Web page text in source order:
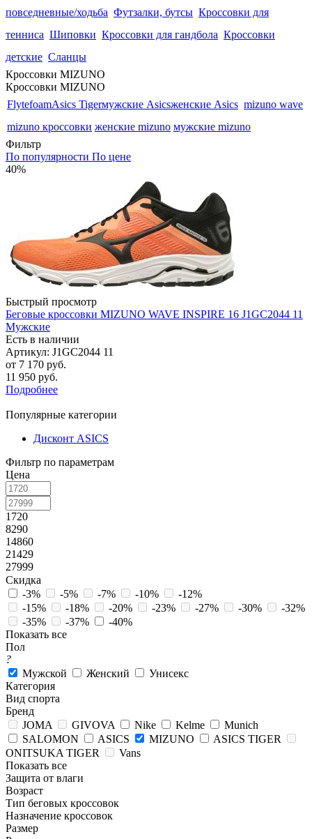
повседневные/ходьба Футзалки, бутсы Кроссовки для
тенниса Шиповки Кроссовки для гандбола Кроссовки
детские Сланцы
Кроссовки MIZUNO
Кроссовки MIZUNO
FlytefoamAsics Tigerмужские Asicsженские Asics mizuno wave
mizuno кроссовки женские mizuno мужские mizuno
Фильтр
По популярности По цене
40%
Быстрый просмотр
Беговые кроссовки MIZUNO WAVE INSPIRE 16 J1GC2044 11
Мужские
Есть в наличии
Артикул: J1GC2044 11
от 7 170 руб.
11 950 руб.
Подробнее
Популярные категории
Дисконт ASICS
Фильтр по параметрам
Цена
1720
8290
14860
21429
27999
Скидка
-3%
-5% -7% -10%
-12%
-15%
-18% -20% -23% -27% -30%
-32%
-35%
-37%
-40%
Показать все
Пол
?
Мужской
Женский
Унисекс
Категория
Вид спорта
Бренд
JOMA
GIVOVA Nike Kelme
Munich
SALOMON
ASICS MIZUNO
ASICS TIGER
ONITSUKA TIGER
Vans
Показать все
Защита от влаги
Возраст
Тип беговых кроссовок
Назначение кроссовок
Размер